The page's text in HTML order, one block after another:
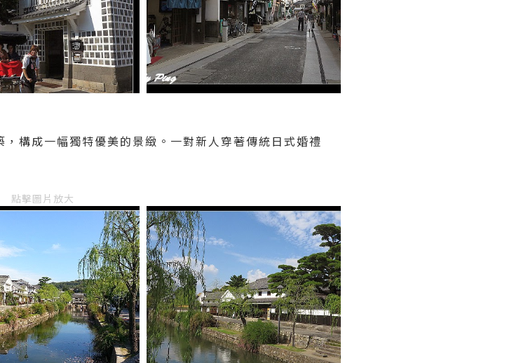
，構成一幅獨特優美的景緻。一對新人穿著傳統日式婚禮
點擊圖片放大